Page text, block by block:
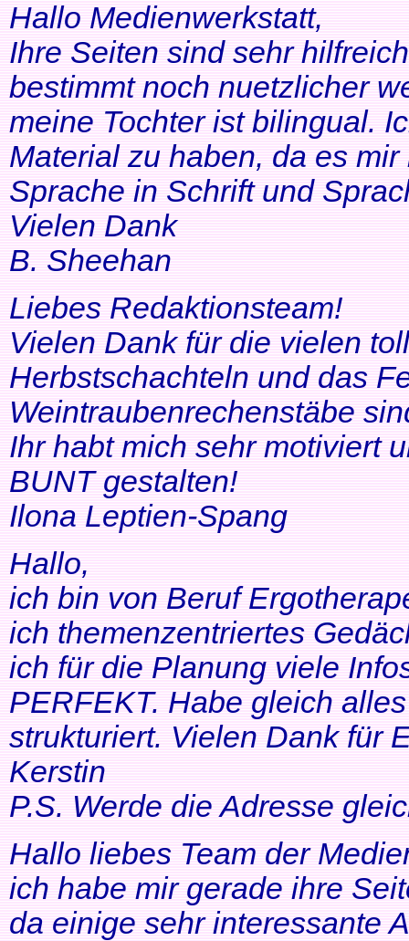
Hallo Medienwerkstatt,
Ihre Seiten sind sehr
bestimmt noch nuetzlicher
meine Tochter ist bilingual.
Material zu haben, da es
Sprache in Schrift und
Vielen Dank
B. Sheehan
Liebes Redaktionsteam!
Vielen Dank für die vielen
Herbstschachteln und das
Weintraubenrechenstäbe
Ihr habt mich sehr motiviert
BUNT gestalten!
Ilona Leptien-Spang
Hallo,
ich bin von Beruf
ich themenzentriertes
ich für die Planung viele
PERFEKT. Habe gleich
strukturiert. Vielen Dank für
Kerstin
P.S. Werde die Adresse
Hallo liebes Team der
ich habe mir gerade ihre
da einige sehr interessante